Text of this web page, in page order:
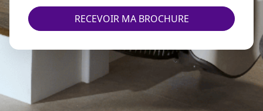
RECEVOIR MA BROCHURE